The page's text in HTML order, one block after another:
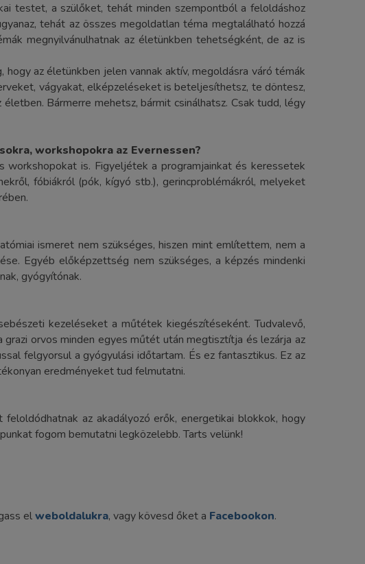
testet, a szülőket, tehát minden szempontból a feloldáshoz
tehát az összes megoldatlan téma megtalálható hozzá
megnyilvánulhatnak az életünkben tehetségként, de az is
az életünkben jelen vannak aktív, megoldásra váró témák
vágyakat, elképzeléseket is beteljesíthetsz, te döntesz,
Bármerre mehetsz, bármit csinálhatsz. Csak tudd, légy
workshopokra az Evernessen?
is. Figyeljétek a programjainkat és keressetek
fóbiákról (pók, kígyó stb.), gerincproblémákról, melyeket
ismeret nem szükséges, hiszen mint említettem, nem a
Egyéb előképzettség nem szükséges, a képzés mindenki
gyógyítónak.
kezeléseket a műtétek kiegészítéseként. Tudvalevő,
orvos minden egyes műtét után megtisztítja és lezárja az
felgyorsul a gyógyulási időtartam. És ez fantasztikus. Ez az
eredményeket tud felmutatni.
az akadályozó erők, energetikai blokkok, hogy
fogom bemutatni legközelebb. Tarts velünk!
elweboldalukra, vagy kövesd őket a Facebookon.